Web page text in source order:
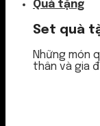
Quà tặng
Set quà
Những món
thân và gia